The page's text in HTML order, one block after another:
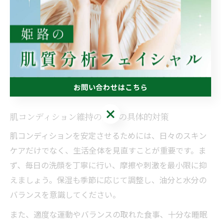
夜は汗や皮脂、ホコリを丁寧に洗い流し、肌の再生を促
すために保湿成分をしっかり補給します。気温差による
肌ストレスを軽減するため、体調管理や規則正しい生活
も心がけてください。季節に合わせた柔軟なケアが、気
温差によるニキビ対策のポイントです。
肌コンディション維持のための具体的対策
肌コンディションを安定させるためには、日々のスキン
ケアだけでなく、生活全体を見直すことが重要です。ま
ず、毎日の洗顔を丁寧に行い、摩擦や刺激を最小限に抑
えましょう。保湿も季節に応じて調整し、油分と水分の
バランスを意識してください。
また、適度な運動やバランスの取れた食事、十分な睡眠
お問い合わせはこちら
お問い合わせはこちら